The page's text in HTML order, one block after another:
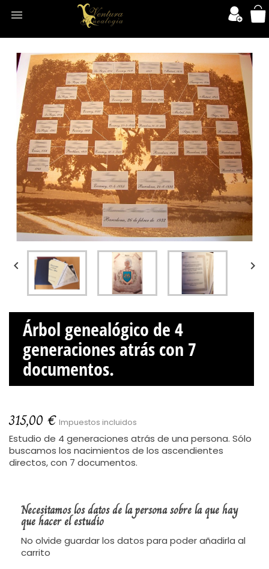

 
Árbol genealógico de 4
generaciones atrás con 7
documentos.
315,00 € Impuestos incluidos
Estudio de 4 generaciones atrás de una persona. Sólo
buscamos los nacimientos de los ascendientes
directos, con 7 documentos.
Necesitamos los datos de la persona sobre la que hay
que hacer el estudio
No olvide guardar los datos para poder añadirla al
carrito